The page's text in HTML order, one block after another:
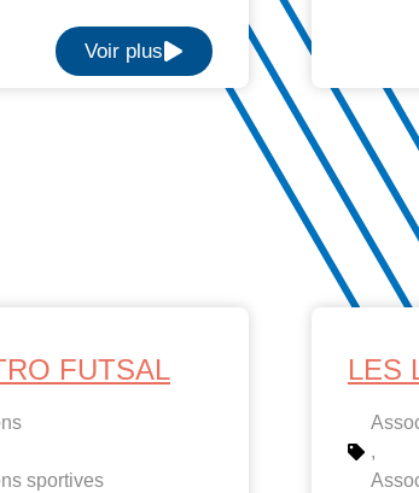
Voir plus
FUTSAL
sportives
LES
,